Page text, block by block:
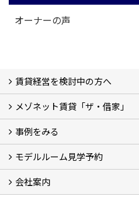
オーナーの声
賃貸経営を検討中の方へ
私たちの考え方
賃貸経営の成功学
様々な無料サービス
相続税とは
よくあるご質問
メゾネット賃貸「ザ・借家」
ザ・借家について詳しく知る (2)
事例をみる
建設中の現場レポート
完成した建物を見てみる
オーナーの声
モデルルーム見学予約
モデルルーム見学予約
会社案内